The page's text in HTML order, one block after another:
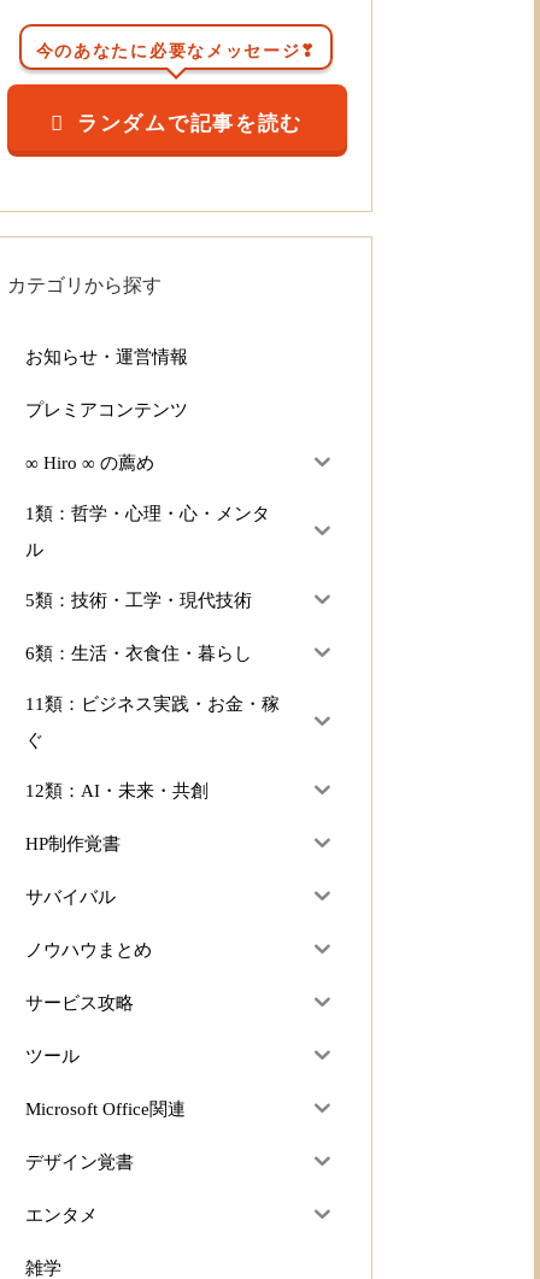
今のあなたに必要なメッセージ❣
ランダムで記事を読む
カテゴリから探す
お知らせ・運営情報
プレミアコンテンツ
∞ Hiro ∞ の薦め
1類：哲学・心理・心・メンタ
ル
5類：技術・工学・現代技術
6類：生活・衣食住・暮らし
11類：ビジネス実践・お金・稼
ぐ
12類：AI・未来・共創
HP制作覚書
サバイバル
ノウハウまとめ
サービス攻略
ツール
Microsoft Office関連
デザイン覚書
エンタメ
雑学